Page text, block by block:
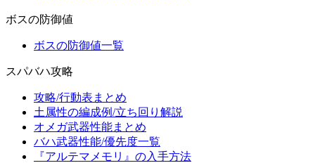
ボスの防御値
ボスの防御値一覧
スパバハ攻略
攻略/行動表まとめ
土属性の編成例/立ち回り解説
オメガ武器性能まとめ
バハ武器性能/優先度一覧
『アルテマメモリ』の入手方法